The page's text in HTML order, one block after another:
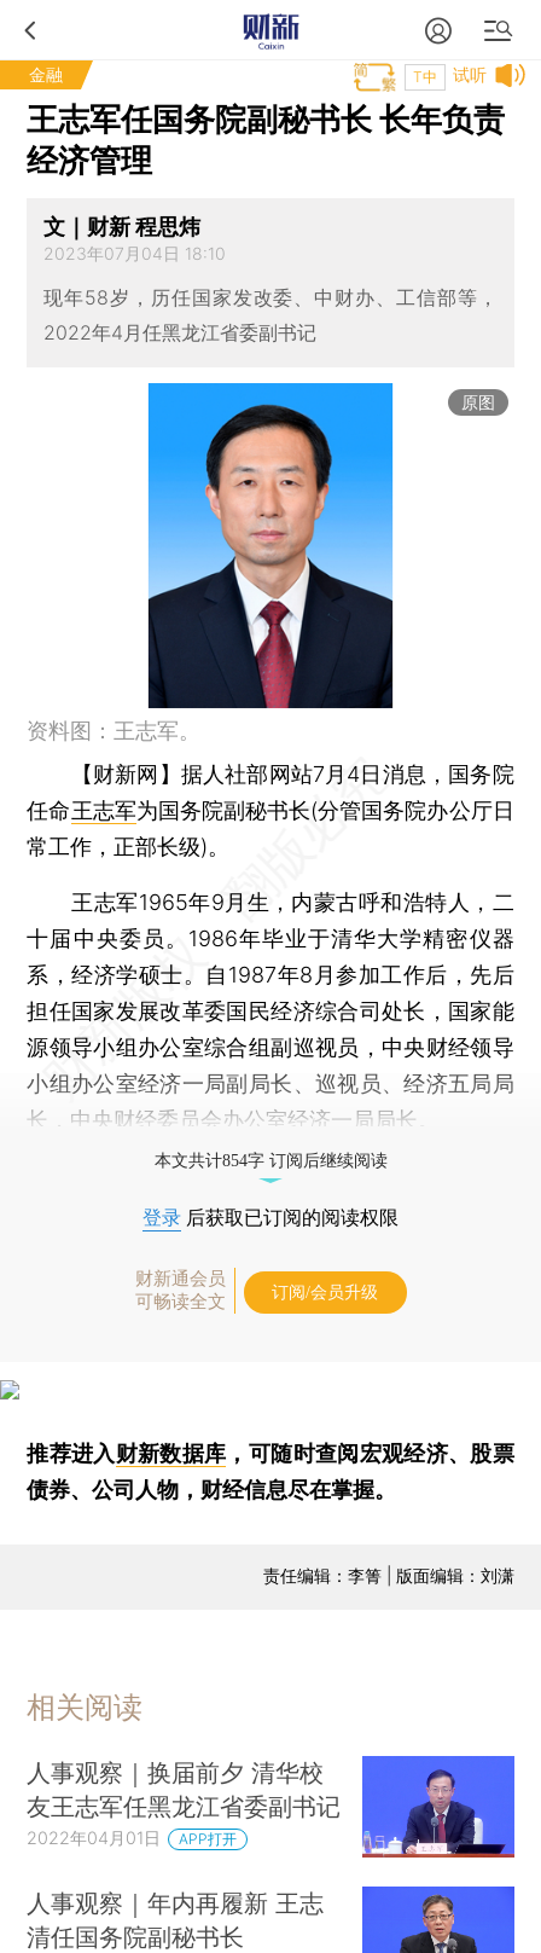
金融 试听
T中
王志军任国务院副秘书长 长年负责
经济管理
文｜财新 程思炜
2023年07月04日 18:10
现年58岁，历任国家发改委、中财办、工信部等，
2022年4月任黑龙江省委副书记
原图
资料图：王志军。
【财新网】 据人社部网站7月4日消息，国务院
任命王志军为国务院副秘书长(分管国务院办公厅日
常工作，正部长级)。
王志军1965年9月生，内蒙古呼和浩特人，二
十届中央委员。1986年毕业于清华大学精密仪器
系，经济学硕士。自1987年8月参加工作后，先后
担任国家发展改革委国民经济综合司处长，国家能
源领导小组办公室综合组副巡视员，中央财经领导
小组办公室经济一局副局长、巡视员、经济五局局
长，中央财经委员会办公室经济一局局长。
本文共计854字 订阅后继续阅读
登录 后获取已订阅的阅读权限
财新通会员
可畅读全文
订阅/会员升级
推荐进入财新数据库 ，可随时查阅宏观经济、股票
债券、公司人物，财经信息尽在掌握。
责任编辑：李箐 | 版面编辑：刘潇
相关阅读
人事观察｜换届前夕 清华校
友王志军任黑龙江省委副书记
2022年04月01日 APP打开
人事观察｜年内再履新 王志
清任国务院副秘书长